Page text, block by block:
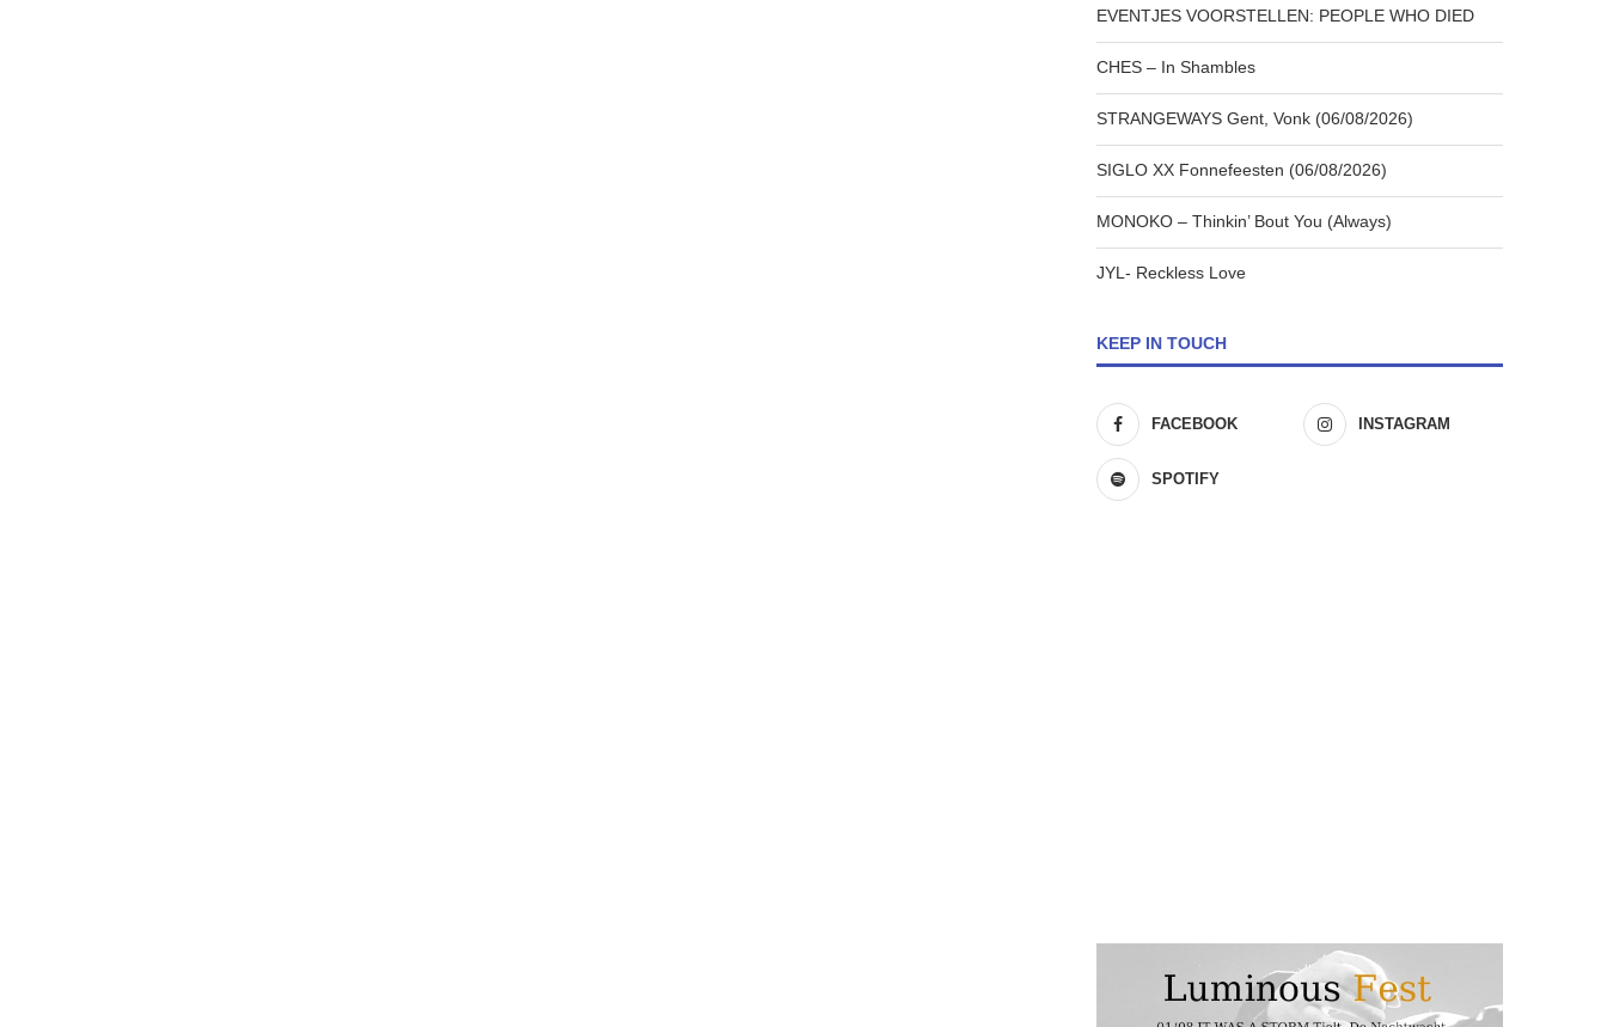
EVENTJES VOORSTELLEN: PEOPLE WHO DIED
CHES – In Shambles
STRANGEWAYS Gent, Vonk (06/08/2026)
SIGLO XX Fonnefeesten (06/08/2026)
MONOKO – Thinkin’ Bout You (Always)
JYL- Reckless Love
KEEP IN TOUCH
FACEBOOK INSTAGRAM
SPOTIFY